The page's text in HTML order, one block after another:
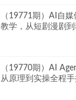
（19771期）AI自
教学，从短剧漫剧
（19770期）AI
从原理到实操全程